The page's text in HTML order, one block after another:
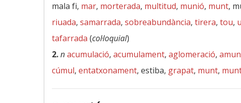
mala fi, mar, morterada, multitud, munió, munt,
riuada, samarrada, sobreabundància, tirera, tou,
tafarrada (col·loquial)
2.nacumulació, acumulament, aglomeració,
cúmul, entatxonament, estiba, grapat, munt,